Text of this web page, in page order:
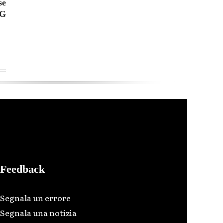
Feedback
Segnala un errore
Segnala una notizia